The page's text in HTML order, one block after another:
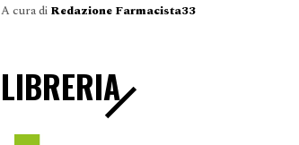
A cura di Redazione Farmacista33
LIBRERIA